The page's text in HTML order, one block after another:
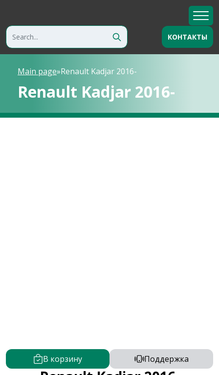
КОНТАКТЫ
Main page»Renault Kadjar 2016-
Renault Kadjar 2016-
В корзину Поддержка